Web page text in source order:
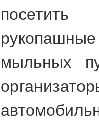
мыльных